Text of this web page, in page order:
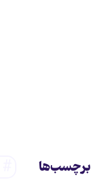
برچسب‌ها